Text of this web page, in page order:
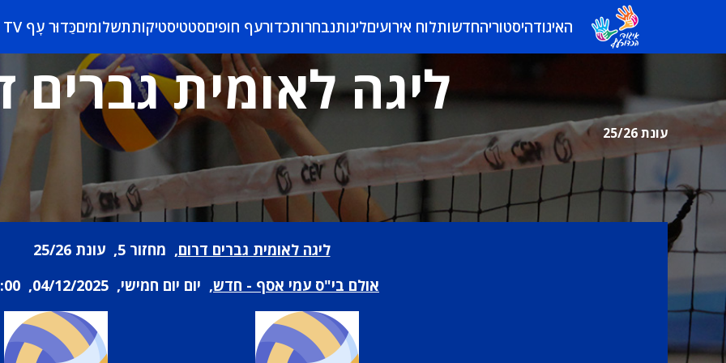
האיגודהיסטוריהחדשותלוח אירועיםליגותנבחרותכדורעף חופיםסטטיסטיקותתשלומיםכַּדוּר עָף TV
ליגה לאומית גברים
עונת 25/26
ליגה לאומית גברים דרום, מחזור 5, עונת 25/26
אולם בי"ס עמי אסף - חדש, יום יום חמישי, 04/12/2025, 21:00